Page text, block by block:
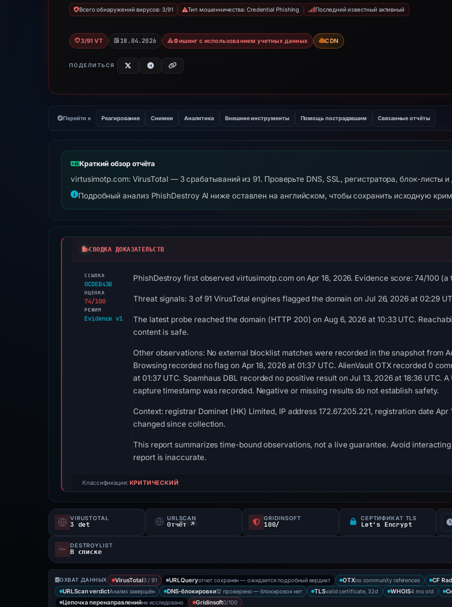
Всего обнаружений вирусов: 3/91 Тип мошенничества: Credential Phishing Последний известный активный
3/91 VT 18.04.2026 Фишинг с использованием учетных данных CDN
ПОДЕЛИТЬСЯ
Перейти к Реагирование Снимки Аналитика Внешние инструменты Помощь пострадавшим Связанные отчёты
Краткий обзор отчёта
virtusimotp.com: VirusTotal — 3 срабатываний из 91. Проверьте DNS, SSL, регистратора, блок-листы
Подробный анализ PhishDestroy AI ниже оставлен на английском, чтобы сохранить исходную
СВОДКА ДОКАЗАТЕЛЬСТВ
ССЫЛКА
0CDEB43B
ОЦЕНКА
74/100
РЕЖИМ
Evidence v1
PhishDestroy first observed virtusimotp.com on Apr 18, 2026. Evidence score: 74/100
Threat signals: 3 of 91 VirusTotal engines flagged the domain on Jul 26, 2026 at 02:29
The latest probe reached the domain (HTTP 200) on Aug 6, 2026 at 10:33 UTC.
content is safe.
Other observations: No external blocklist matches were recorded in the snapshot from
Browsing recorded no flag on Apr 18, 2026 at 01:37 UTC. AlienVault OTX recorded 0
at 01:37 UTC. Spamhaus DBL recorded no positive result on Jul 13, 2026 at 18:36 UTC.
capture timestamp was recorded. Negative or missing results do not establish safety.
Context: registrar Dominet (HK) Limited, IP address 172.67.205.221, registration date
changed since collection.
This report summarizes time-bound observations, not a live guarantee. Avoid
report is inaccurate.
Классификация: КРИТИЧЕСКИЙ
VIRUSTOTAL
3 det
URLSCAN
Отчёт ↗
GRIDINSOFT
100/
СЕРТИФИКАТ TLS
Let's Encrypt
DESTROYLIST
В списке
ОХВАТ ДАННЫХ VirusTotal3 / 91 URLQueryотчет сохранен — ожидается подробный вердикт OTXno community references CF
URLScan verdictАнализ завершён DNS-блокировки12 проверено — блокировок нет TLSvalid certificate, 32d WHOIS4 mo old
Цепочка перенаправленийне исследовано Gridinsoft0/100